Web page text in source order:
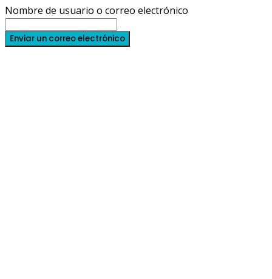
Nombre de usuario o correo electrónico
Enviar un correo electrónico